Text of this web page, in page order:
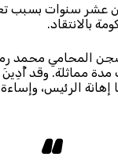
عشر سنوات
بالانتقاد.
يوم 12 إبريل/
مماثلة. وقد
إهانة الرئيس،